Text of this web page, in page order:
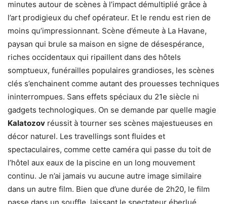
minutes autour de scènes à l’impact démultiplié grâce à
l’art prodigieux du chef opérateur. Et le rendu est rien de
moins qu’impressionnant. Scène d’émeute à La Havane,
paysan qui brule sa maison en signe de désespérance,
riches occidentaux qui ripaillent dans des hôtels
somptueux, funérailles populaires grandioses, les scènes
clés s’enchainent comme autant des prouesses techniques
ininterrompues. Sans effets spéciaux du 21e siècle ni
gadgets technologiques. On se demande par quelle magie
Kalatozov réussit à tourner ses scènes majestueuses en
décor naturel. Les travellings sont fluides et
spectaculaires, comme cette caméra qui passe du toit de
l’hôtel aux eaux de la piscine en un long mouvement
continu. Je n’ai jamais vu aucune autre image similaire
dans un autre film. Bien que d’une durée de 2h20, le film
passe dans un souffle, laissant le spectateur éberlué